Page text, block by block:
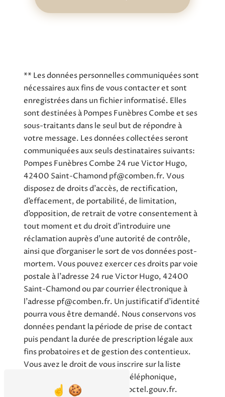
** Les données personnelles communiquées sont
nécessaires aux fins de vous contacter et sont
enregistrées dans un fichier informatisé. Elles
sont destinées à Pompes Funèbres Combe et ses
sous-traitants dans le seul but de répondre à
votre message. Les données collectées seront
communiquées aux seuls destinataires suivants:
Pompes Funèbres Combe 24 rue Victor Hugo,
42400 Saint-Chamond pf@comben.fr. Vous
disposez de droits d’accès, de rectification,
d’effacement, de portabilité, de limitation,
d’opposition, de retrait de votre consentement à
tout moment et du droit d’introduire une
réclamation auprès d’une autorité de contrôle,
ainsi que d’organiser le sort de vos données post-
mortem. Vous pouvez exercer ces droits par voie
postale à l'adresse 24 rue Victor Hugo, 42400
Saint-Chamond ou par courrier électronique à
l'adresse pf@comben.fr. Un justificatif d'identité
pourra vous être demandé. Nous conservons vos
données pendant la période de prise de contact
puis pendant la durée de prescription légale aux
fins probatoires et de gestion des contentieux.
Vous avez le droit de vous inscrire sur la liste
d'opposition au démarchage téléphonique,
disponible à cette adresse:
Bloctel.gouv.fr.